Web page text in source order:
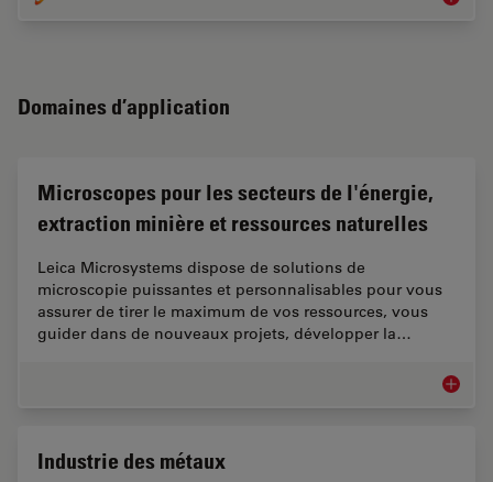
Domaines d’application
Microscopes pour les secteurs de l'énergie,
extraction minière et ressources naturelles
Leica Microsystems dispose de solutions de
microscopie puissantes et personnalisables pour vous
assurer de tirer le maximum de vos ressources, vous
guider dans de nouveaux projets, développer la…
Industrie des métaux